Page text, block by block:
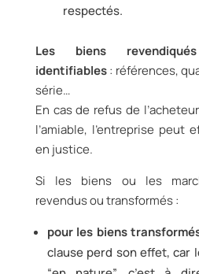
respectés.
Les biens
identifiables: références,
série…
En cas de refus de
l’amiable, l’entreprise peut
en justice.
Si les biens ou les
revendus ou transformés :
pour les biens
clause perd son effet, car